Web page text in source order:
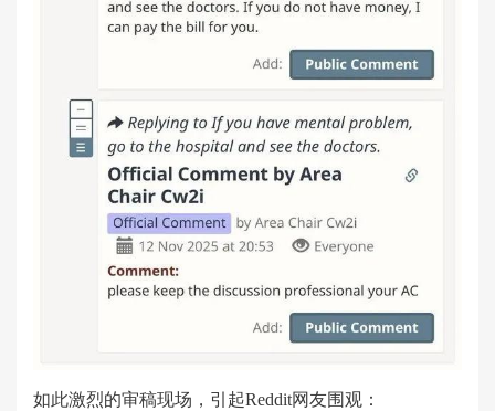
如此激烈的审稿现场，引起Reddit网友围观：